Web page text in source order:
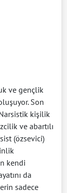
ve gençlik
Son
kişilik
ve abartılı
(özsevici)
kendi
da
sadece